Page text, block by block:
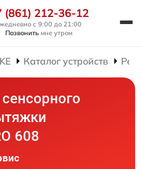
(861) 212-36-12
с 9:00 до 21:00
Позвонить мне утром
Каталог устройств
608